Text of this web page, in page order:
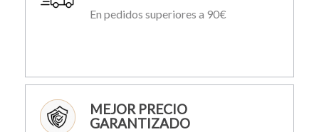
En pedidos superiores a 90€
MEJOR PRECIO
GARANTIZADO